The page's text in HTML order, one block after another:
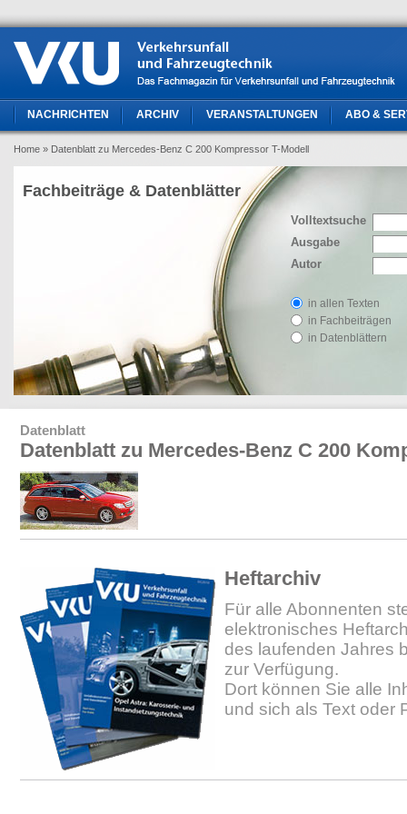
NACHRICHTEN ARCHIV VERANSTALTUNGEN ABO &
Home » Datenblatt zu Mercedes-Benz C 200 Kompressor T-Modell
Volltextsuche
Ausgabe
Autor
in allen Texten
in Fachbeiträgen
in Datenblättern
Fachbeiträge & Datenblätter
Datenblatt
Datenblatt zu Mercedes-Benz C 200
Heftarchiv
Für alle Abonnenten
elektronisches
des laufenden Jahres
zur Verfügung.
Dort können Sie alle
und sich als Text oder